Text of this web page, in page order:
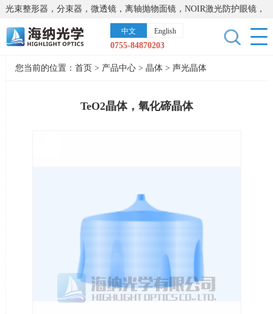
光束整形器，分束器，微透镜，离轴抛物面镜，NOIR激光防护眼镜，
太阳能模拟器，显微镜载物台，激光器，光谱仪，红外热像仪，激光
晶体
中文 English
0755-84870203
您当前的位置： 首页 > 产品中心> 晶体 > 声光晶体
TeO2晶体，氧化碲晶体